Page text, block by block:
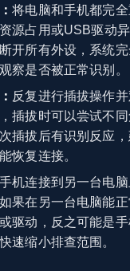
将电脑和手机都完全
源占用或USB驱动
开所有外设，系统
察是否被正常识别。
反复进行插拔操作
插拔时可以尝试不
插拔后有识别反应
恢复连接。
机连接到另一台电
果在另一台电脑能
驱动，反之可能是
速缩小排查范围。